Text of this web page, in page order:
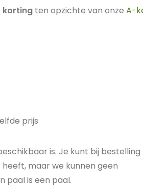
korting ten opzichte van onze A-
prijs
is. Je kunt bij bestelling
maar we kunnen geen
paal is een paal.